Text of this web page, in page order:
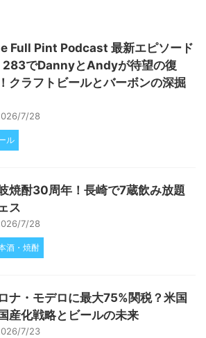
って仕
口栄二社
すく仕上
で地元で
造責任者です。杜氏は、日本酒の
品質を決定する重要な役割を担っ
ています。杜氏になる ...
Full Pint Podcast 最新エピソード
283でDannyとAndyが待望の復
クラフトビールとバーボンの深掘
7/28
ル
焼酎30周年！長崎で7蔵飲み放題
ス
7/28
酒・焼酎
ナ・モデロに最大75%関税？米国
産化戦略とビールの未来
7/23